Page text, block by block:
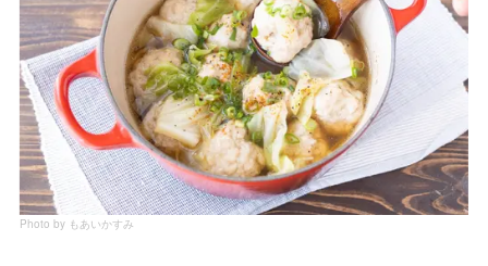
Photo by もあいかすみ